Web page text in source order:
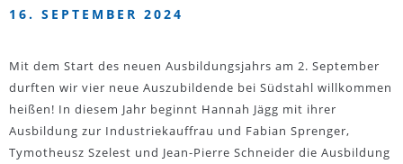
16. SEPTEMBER 2024
Mit dem Start des neuen Ausbildungsjahrs am 2. September
durften wir vier neue Auszubildende bei Südstahl willkommen
heißen! In diesem Jahr beginnt Hannah Jägg mit ihrer
Ausbildung zur Industriekauffrau und Fabian Sprenger,
Tymotheusz Szelest und Jean-Pierre Schneider die Ausbildung